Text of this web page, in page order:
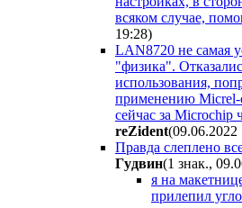
всяком случае,
19:28)
LAN8720 не самая
"физика".
использования,
применению Micrel-
сейчас за Microchip
reZident(09.06.2022
Правда слеплено
Гyдвин(1 знак.,
я на
прилепил